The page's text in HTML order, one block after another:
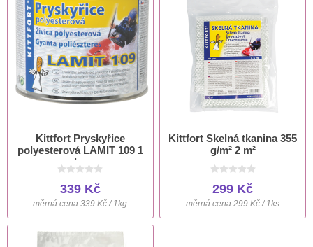
Kittfort Pryskyřice
polyesterová LAMIT 109 1
kg
339 Kč
měrná cena 339 Kč / 1kg
Kittfort Skelná tkanina 355
g/m² 2 m²
299 Kč
měrná cena 299 Kč / 1ks